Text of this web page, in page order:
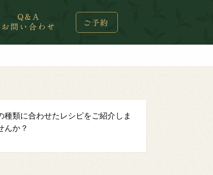
類に合わせたレシピをご紹介しま
んか？